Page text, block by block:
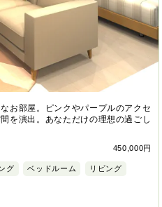
お部屋。ピンクやパープルのアクセ
を演出。あなただけの理想の過ごし
450,000円
グ ベッドルーム リビング